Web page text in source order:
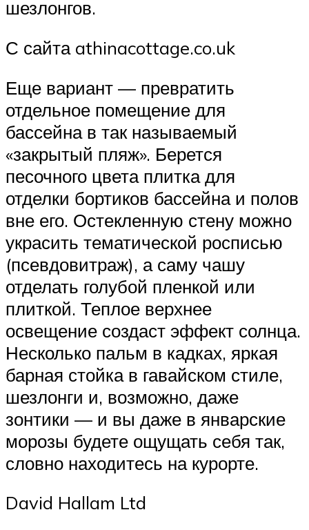
шезлонгов.
С сайта athinacottage.co.uk
Еще вариант — превратить
отдельное помещение для
бассейна в так называемый
«закрытый пляж». Берется
песочного цвета плитка для
отделки бортиков бассейна и полов
вне его. Остекленную стену можно
украсить тематической росписью
(псевдовитраж), а саму чашу
отделать голубой пленкой или
плиткой. Теплое верхнее
освещение создаст эффект солнца.
Несколько пальм в кадках, яркая
барная стойка в гавайском стиле,
шезлонги и, возможно, даже
зонтики — и вы даже в январские
морозы будете ощущать себя так,
словно находитесь на курорте.
David Hallam Ltd